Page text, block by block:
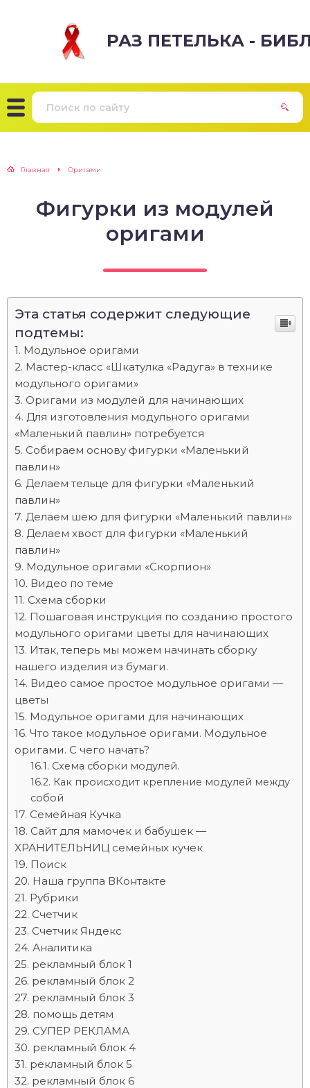
РАЗ ПЕТЕЛЬКА -
Главная Оригами
Фигурки из модулей
оригами
Эта статья содержит следующие
подтемы:
Модульное оригами
Мастер-класс «Шкатулка «Радуга» в технике
модульного оригами»
Оригами из модулей для начинающих
Для изготовления модульного оригами
«Маленький павлин» потребуется
Собираем основу фигурки «Маленький
павлин»
Делаем тельце для фигурки «Маленький
павлин»
Делаем шею для фигурки «Маленький павлин»
Делаем хвост для фигурки «Маленький
павлин»
Модульное оригами «Скорпион»
Видео по теме
Схема сборки
Пошаговая инструкция по созданию простого
модульного оригами цветы для начинающих
Итак, теперь мы можем начинать сборку
нашего изделия из бумаги.
Видео самое простое модульное оригами —
цветы
Модульное оригами для начинающих
Что такое модульное оригами. Модульное
оригами. С чего начать?
Схема сборки модулей.
Как происходит крепление модулей между
собой
Семейная Кучка
Сайт для мамочек и бабушек —
ХРАНИТЕЛЬНИЦ семейных кучек
Поиск
Наша группа ВКонтакте
Рубрики
Счетчик
Счетчик Яндекс
Аналитика
рекламный блок 1
рекламный блок 2
рекламный блок 3
помощь детям
СУПЕР РЕКЛАМА
рекламный блок 4
рекламный блок 5
рекламный блок 6